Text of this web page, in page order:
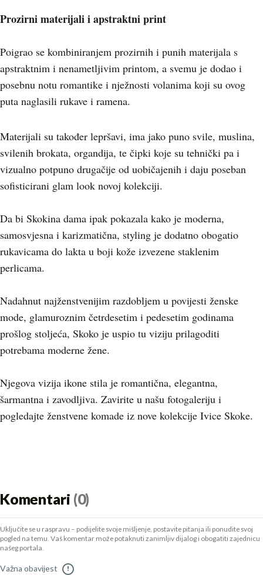
Prozirni materijali i apstraktni print
Poigrao se kombiniranjem prozirnih i punih materijala s
apstraktnim i nenametljivim printom, a svemu je dodao i
posebnu notu romantike i nježnosti volanima koji su ovog
puta naglasili rukave i ramena.
Materijali su također lepršavi, ima jako puno svile, muslina,
svilenih brokata, organdija, te čipki koje su tehnički pa i
vizualno potpuno drugačije od uobičajenih i daju poseban
sofisticirani glam look novoj kolekciji.
Da bi Skokina dama ipak pokazala kako je moderna,
samosvjesna i karizmatična, styling je dodatno obogatio
rukavicama do lakta u boji kože izvezene staklenim
perlicama.
Nadahnut najženstvenijim razdobljem u povijesti ženske
mode, glamuroznim četrdesetim i pedesetim godinama
prošlog stoljeća, Skoko je uspio tu viziju prilagoditi
potrebama moderne žene.
Njegova vizija ikone stila je romantična, elegantna,
šarmantna i zavodljiva. Zavirite u našu fotogaleriju i
pogledajte ženstvene komade iz nove kolekcije Ivice Skoke.
Komentari (0)
Uključite se u raspravu – podijelite svoje mišljenje, postavite pitanja ili ponudite svoj
pogled na temu. Vaš komentar može potaknuti zanimljiv dijalog i obogatiti zajednicu
našeg portala.
Važna obavijest !